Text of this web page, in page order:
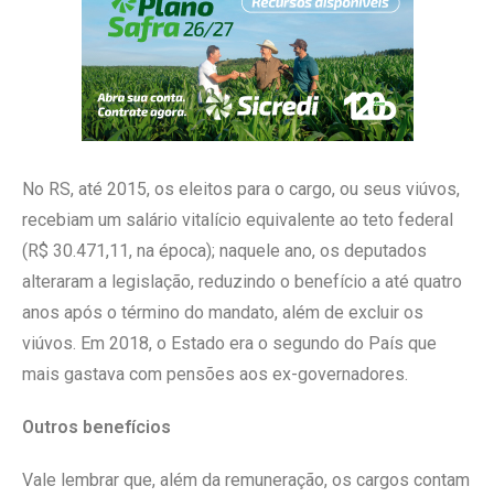
No RS, até 2015, os eleitos para o cargo, ou seus viúvos,
recebiam um salário vitalício equivalente ao teto federal
(R$ 30.471,11, na época); naquele ano, os deputados
alteraram a legislação, reduzindo o benefício a até quatro
anos após o término do mandato, além de excluir os
viúvos. Em 2018, o Estado era o segundo do País que
mais gastava com pensões aos ex-governadores.
Outros benefícios
Vale lembrar que, além da remuneração, os cargos contam